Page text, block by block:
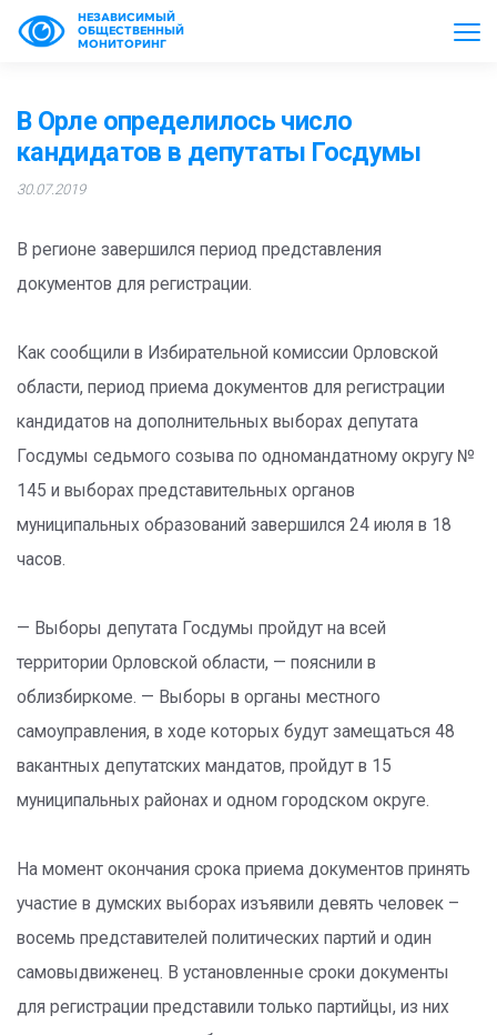
НЕЗАВИСИМЫЙ
ОБЩЕСТВЕННЫЙ
МОНИТОРИНГ
В Орле определилось число
кандидатов в депутаты Госдумы
30.07.2019
В регионе завершился период представления
документов для регистрации.
Как сообщили в Избирательной комиссии Орловской
области, период приема документов для регистрации
кандидатов на дополнительных выборах депутата
Госдумы седьмого созыва по одномандатному округу №
145 и выборах представительных органов
муниципальных образований завершился 24 июля в 18
часов.
— Выборы депутата Госдумы пройдут на всей
территории Орловской области, — пояснили в
облизбиркоме. — Выборы в органы местного
самоуправления, в ходе которых будут замещаться 48
вакантных депутатских мандатов, пройдут в 15
муниципальных районах и одном городском округе.
На момент окончания срока приема документов принять
участие в думских выборах изъявили девять человек –
восемь представителей политических партий и один
самовыдвиженец. В установленные сроки документы
для регистрации представили только партийцы, из них